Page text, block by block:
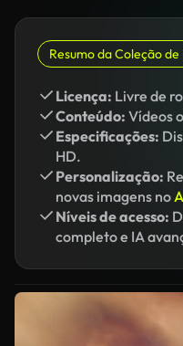
Resumo da Coleção
Licença: Livre de
Conteúdo: Vídeos
Especificações:
HD.
Personalização:
novas imagens no
Níveis de acesso:
completo e IA